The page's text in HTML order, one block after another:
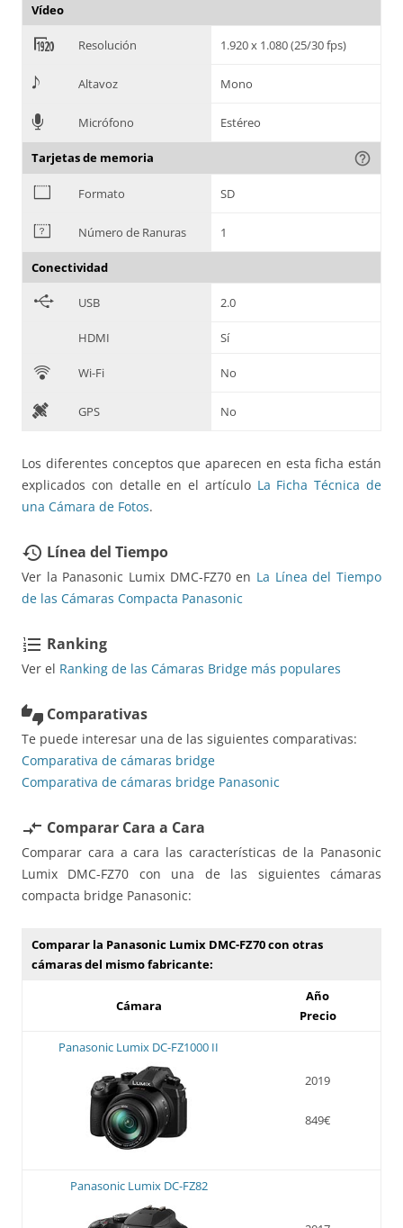
Vídeo
< Resolución 1.920 x 1.080 (25/30 fps)
> Altavoz Mono
= Micrófono Estéreo
Tarjetas de memoria help_outline
? Formato SD
@ Número de Ranuras 1
Conectividad
B USB 2.0
HDMI Sí
C Wi-Fi No
D GPS No
Los diferentes conceptos que aparecen en esta ficha están
explicados con detalle en el artículo La Ficha Técnica de
una Cámara de Fotos.
restore Línea del Tiempo
Ver la Panasonic Lumix DMC-FZ70 en La Línea del Tiempo
de las Cámaras Compacta Panasonic
format_list_numbered Ranking
Ver el Ranking de las Cámaras Bridge más populares
thumbs_up_down Comparativas
Te puede interesar una de las siguientes comparativas:
Comparativa de cámaras bridge
Comparativa de cámaras bridge Panasonic
compare_arrows Comparar Cara a Cara
Comparar cara a cara las características de la Panasonic
Lumix DMC-FZ70 con una de las siguientes cámaras
compacta bridge Panasonic:
Comparar la Panasonic Lumix DMC-FZ70 con otras
cámaras del mismo fabricante:
Cámara
Año
Precio
Panasonic Lumix DC-FZ1000 II
2019
849€
Panasonic Lumix DC-FZ82